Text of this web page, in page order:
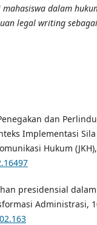
dalam
legal writing
dan
Implementasi
Hukum
presidensial
Administrasi,